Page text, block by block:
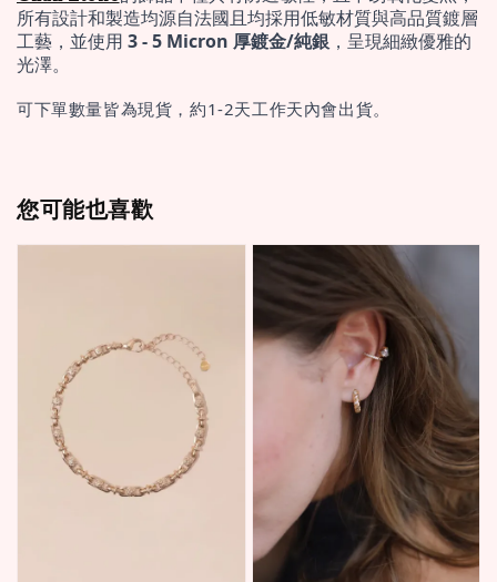
所有設計和製造均源自法國且均採用低敏材質與高品質鍍層
工藝，並使用 3 - 5 Micron 厚鍍金/純銀 ，呈現細緻優雅的
光澤。
可下單數量皆為現貨，約1-2天工作天內會出貨。
您可能也喜歡